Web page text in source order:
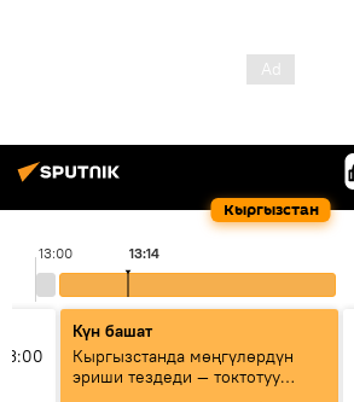
Кыргызстан
13:00 13:14
Күн башат
Кыргызстанда мөңгүлөрдүн
эриши тездеди — токтотуу